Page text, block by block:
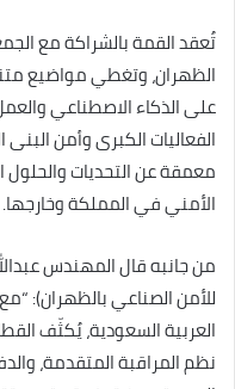
تُعقد القمة بالشراكة مع
الظهران، وتغطي مواضيع
على الذكاء الاصطناعي
الفعاليات الكبرى وأمن
معمقة عن التحديات
الأمني في المملكة وخارجها.
من جانبه قال المهندس
للأمن الصناعي بالظهران):
العربية السعودية، يُكثّف
نظم المراقبة المتقدمة،